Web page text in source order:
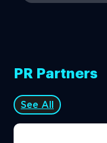
PR Partners
See All